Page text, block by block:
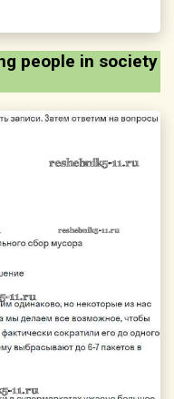
people in society